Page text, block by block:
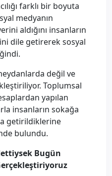
farklı bir boyuta
medyanın
aldığını insanların
dile getirerek sosyal
değil ve
Toplumsal
yapılan
insanların sokağa
getirildiklerine
bulundu.
Bugün